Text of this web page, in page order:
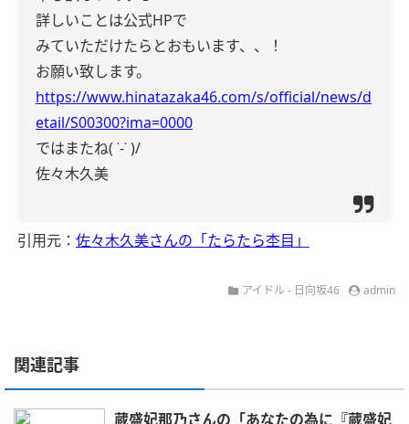
詳しいことは公式HPで
みていただけたらとおもいます、、！
お願い致します。
https://www.hinatazaka46.com/s/official/news/d
etail/S00300?ima=0000
ではまたね( ˙-˙ )/
佐々木久美
引用元： 佐々木久美さんの「たらたら杢目」
アイドル - 日向坂46 admin
関連記事
蔵盛妃那乃さんの「あなたの為に『蔵盛妃